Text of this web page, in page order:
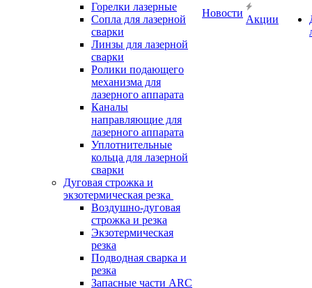
Горелки лазерные
Сопла для лазерной
сварки
Линзы для лазерной
сварки
Ролики подающего
механизма для
лазерного аппарата
Каналы
направляющие для
лазерного аппарата
Уплотнительные
кольца для лазерной
сварки
Дуговая строжка и
экзотермическая резка
Воздушно-дуговая
строжка и резка
Экзотермическая
резка
Подводная сварка и
резка
Запасные части ARC
Новости
Акции